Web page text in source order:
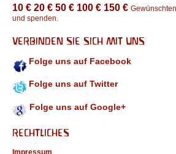
10 € 20 € 50 € 100 € 150 €
und spenden.
VERBINDEN SIE SICH MIT UNS
Folge uns auf Facebook
Folge uns auf Twitter
Folge uns auf Google+
RECHTLICHES
Impressum